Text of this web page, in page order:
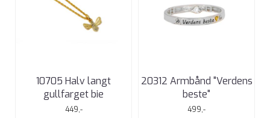
10705 Halv langt
gullfarget bie
449,-
20312 Armbånd "Verdens
beste"
499,-